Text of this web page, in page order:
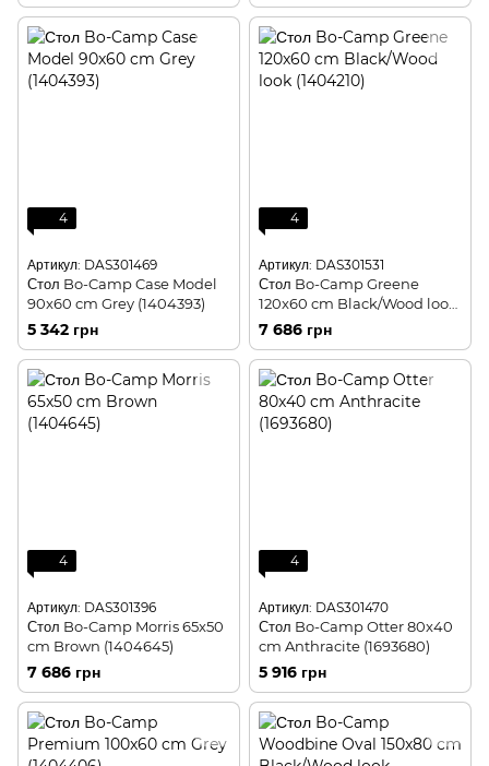
4
Артикул: DAS301469
Стол Bo-Camp Case Model
90x60 cm Grey (1404393)
5 342 грн
4
Артикул: DAS301531
Стол Bo-Camp Greene
120x60 cm Black/Wood look
(1404210)
7 686 грн
4
Артикул: DAS301396
Стол Bo-Camp Morris 65x50
cm Brown (1404645)
7 686 грн
4
Артикул: DAS301470
Стол Bo-Camp Otter 80x40
cm Anthracite (1693680)
5 916 грн